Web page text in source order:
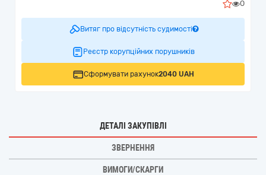
0
Витяг про відсутність судимості
Реєстр корупційних порушників
Сформувати рахунок2040 UAH
ДЕТАЛІ ЗАКУПІВЛІ
ЗВЕРНЕННЯ
ВИМОГИ/СКАРГИ